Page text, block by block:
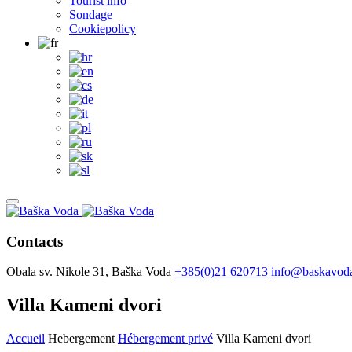
Sondage
Cookiepolicy
Contacts
Obala sv. Nikole 31, Baška Voda +385(0)21 620713
Villa Kameni dvori
Accueil Hebergement Hébergement privé Villa Kameni dvori